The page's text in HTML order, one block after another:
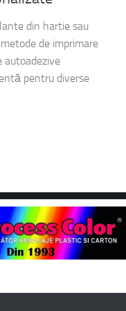
din hartie sau
de imprimare
autoadezive
pentru diverse